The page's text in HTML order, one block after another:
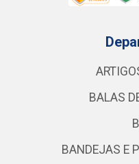
BALAS
BANDEJAS E